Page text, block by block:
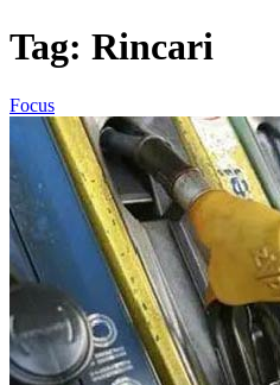
Tag: Rincari
Focus